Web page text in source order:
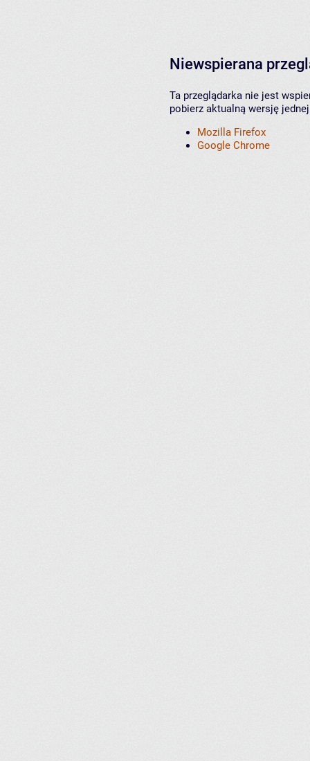
Niewspierana
Ta przeglądarka nie jest
pobierz aktualną wersję
Mozilla Firefox
Google Chrome